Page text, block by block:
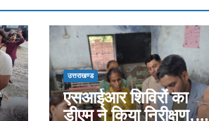
उत्तराखण्ड
एसआईआर शिविरों का
डीएम ने किया निरीक्षण,